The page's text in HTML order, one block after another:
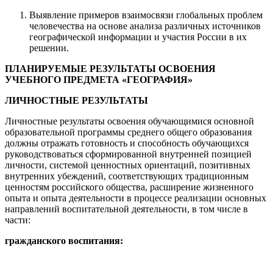
Выявление примеров взаимосвязи глобальных проблем
человечества на основе анализа различных источников
географической информации и участия России в их
решении.
ПЛАНИРУЕМЫЕ РЕЗУЛЬТАТЫ ОСВОЕНИЯ
УЧЕБНОГО ПРЕДМЕТА «ГЕОГРАФИЯ»
ЛИЧНОСТНЫЕ РЕЗУЛЬТАТЫ
Личностные результаты освоения обучающимися основной
образовательной программы среднего общего образования
должны отражать готовность и способность обучающихся
руководствоваться сформированной внутренней позицией
личности, системой ценностных ориентаций, позитивных
внутренних убеждений, соответствующих традиционным
ценностям российского общества, расширение жизненного
опыта и опыта деятельности в процессе реализации основных
направлений воспитательной деятельности, в том числе в
части:
гражданского воспитания: